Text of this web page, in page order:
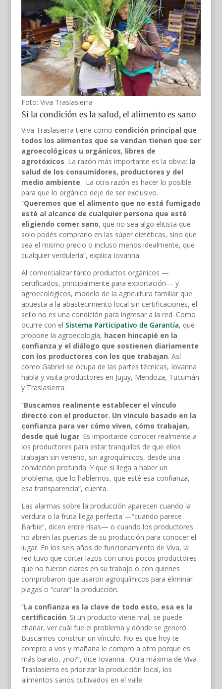
Foto: Viva Traslasierra
Si la condición es la salud, el alimento es sano
Viva Traslasierra tiene como condición principal que
todos los alimentos que se vendan tienen que ser
agroecológicos u orgánicos, libres de
agrotóxicos. La razón más importante es la obvia: la
salud de los consumidores, productores y del
medio ambiente. La otra razón es hacer lo posible
para que lo orgánico deje de ser exclusivo.
“Queremos que el alimento que no está fumigado
esté al alcance de cualquier persona que esté
eligiendo comer sano, que no sea algo elitista que
solo podés comprarlo en las súper dietéticas, sino que
sea el mismo precio o incluso menos idealmente, que
cualquier verdulería”, explica Iovanna.
Al comercializar tanto productos orgánicos —
certificados, principalmente para exportación— y
agroecológicos, modelo de la agricultura familiar que
apuesta a la abastecimiento local sin certificaciones, el
sello no es una condición para ingresar a la red. Como
ocurre con el Sistema Participativo de Garantía, que
propone la agroecología, hacen hincapié en la
confianza y el diálogo que sostienen diariamente
con los productores con los que trabajan. Así
como Gabriel se ocupa de las partes técnicas, Iovanna
habla y visita productores en Jujuy, Mendoza, Tucumán
y Traslasierra.
“Buscamos realmente establecer el vínculo
directo con el productor. Un vínculo basado en la
confianza para ver cómo viven, cómo trabajan,
desde qué lugar. Es importante conocer realmente a
los productores para estar tranquilos de que ellos
trabajan sin veneno, sin agroquímicos, desde una
convicción profunda. Y que si llega a haber un
problema, que lo hablemos, que esté esa confianza,
esa transparencia”, cuenta.
Las alarmas sobre la producción aparecen cuando la
verdura o la fruta llega perfecta —“cuando parece
Barbie”, dicen entre risas— o cuando los productores
no abren las puertas de su producción para conocer el
lugar. En los seis años de funcionamiento de Viva, la
red tuvo que cortar lazos con unos pocos productores
que no fueron claros en su trabajo o con quienes
comprobaron que usaron agroquímicos para eliminar
plagas o “curar” la producción.
“La confianza es la clave de todo esto, esa es la
certificación. Si un producto viene mal, se puede
charlar, ver cuál fue el problema y dónde se generó.
Buscamos construir un vínculo. No es que hoy te
compro a vos y mañana le compro a otro porque es
más barato, ¿no?”, dice Iovanna. Otra máxima de Viva
Traslasierra es priorizar la producción local, los
alimentos sanos cultivados en el valle.